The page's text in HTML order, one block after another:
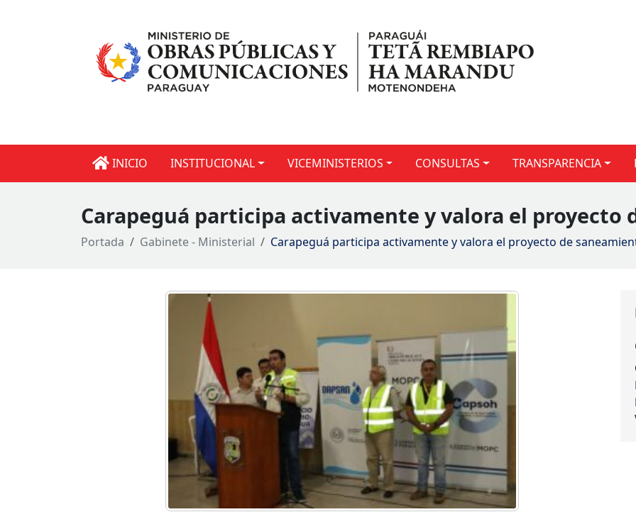
INICIO INSTITUCIONAL VICEMINISTERIOS CONSULTAS TRANSPARENCIA
Carapeguá participa activamente y valora el proyecto
Portada Gabinete - Ministerial Carapeguá participa activamente y valora el proyecto de